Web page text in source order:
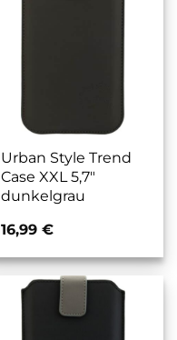
Urban Style Trend
Case XXL 5,7″
dunkelgrau
16,99 €